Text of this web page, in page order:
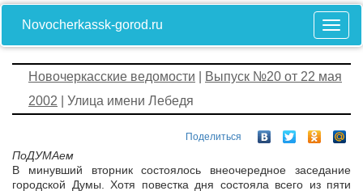
Novocherkassk-gorod.ru
Новочеркасские ведомости
Выпуск №20 от 22 мая
2002 | Улица имени Лебедя
Поделиться
ПоДУМАем
В минувший вторник состоялось внеочередное заседание
городской Думы. Хотя повестка дня состояла всего из пяти